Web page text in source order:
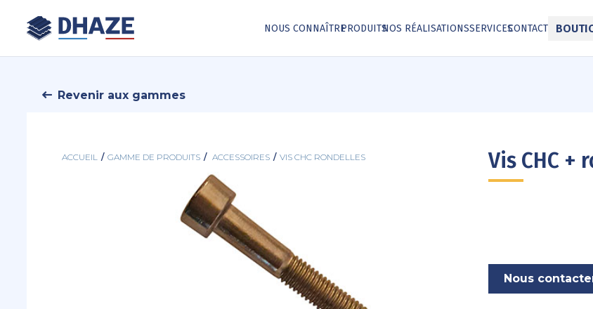
NOUS CONNAÎTREPRODUITSNOS RÉALISATIONSSERVICESCONTACT
Revenir aux gammes
ACCUEIL / GAMME DE PRODUITS / ACCESSOIRES / VIS CHC RONDELLES Vis CHC +
Nous